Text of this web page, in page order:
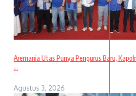
Aremania Utas Punya Pengurus Baru,
...
Agustus 3, 2026